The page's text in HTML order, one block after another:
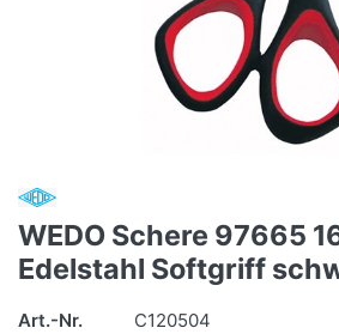
WEDO Schere 97665
Edelstahl Softgriff
Art.-Nr.
C120504